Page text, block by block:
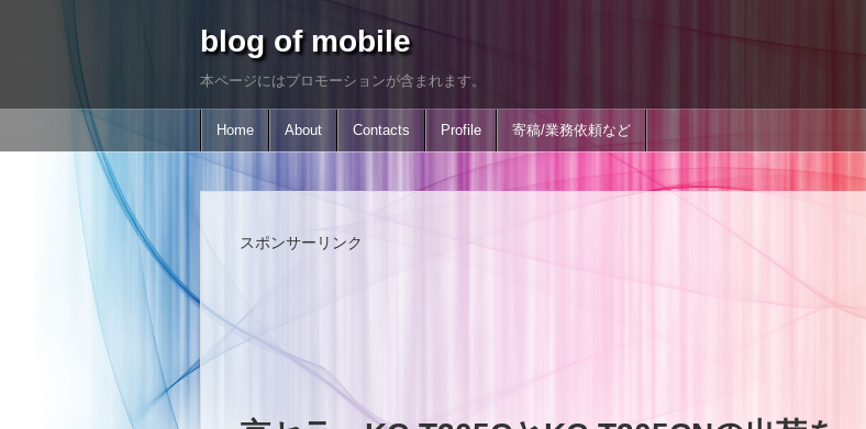
blog of mobile
本ページにはプロモーションが含まれます。
Home About Contacts Profile 寄稿/業務依頼など
スポンサーリンク